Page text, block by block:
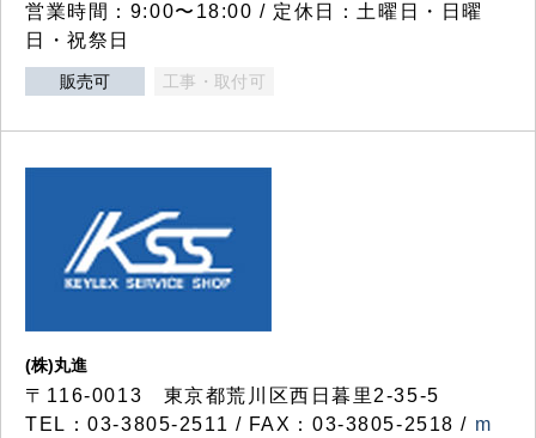
営業時間：9:00〜18:00 / 定休日：土曜日・日曜
日・祝祭日
販売可 工事・取付可
(株)丸進
〒116-0013 東京都荒川区西日暮里2-35-5
TEL：03-3805-2511 / FAX：03-3805-2518 / m